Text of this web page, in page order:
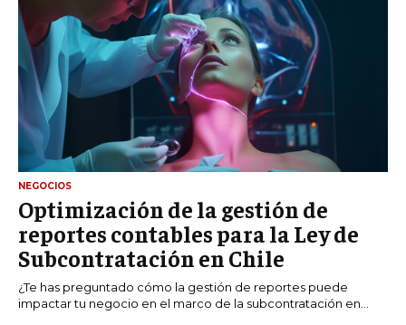
NEGOCIOS
Optimización de la gestión de
reportes contables para la Ley de
Subcontratación en Chile
¿Te has preguntado cómo la gestión de reportes puede
impactar tu negocio en el marco de la subcontratación en...